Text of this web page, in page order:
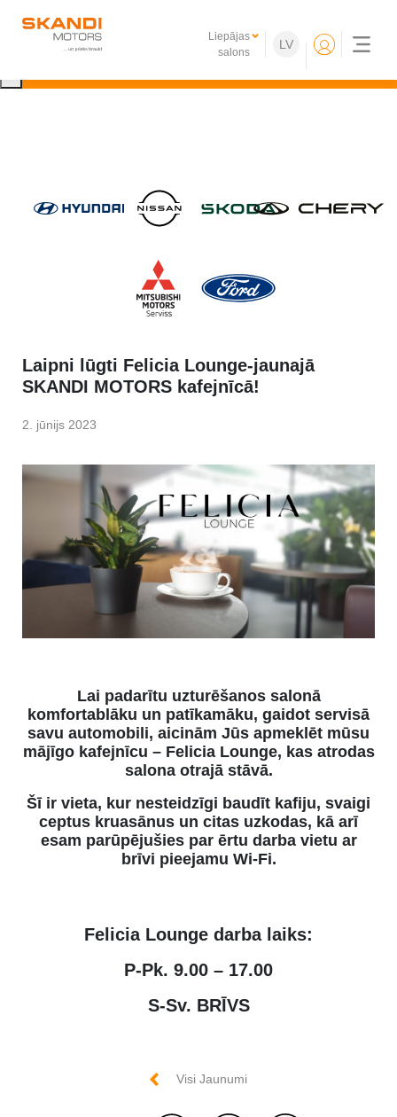
Liepājas
salons
LV
Uzzini vairāk
Laipni lūgti Felicia Lounge-jaunajā
SKANDI MOTORS kafejnīcā!
2. jūnijs 2023
Lai padarītu uzturēšanos salonā
komfortablāku un patīkamāku, gaidot servisā
savu automobili, aicinām Jūs apmeklēt mūsu
mājīgo kafejnīcu – Felicia Lounge, kas atrodas
salona otrajā stāvā.
Šī ir vieta, kur nesteidzīgi baudīt kafiju, svaigi
ceptus kruasānus un citas uzkodas, kā arī
esam parūpējušies par ērtu darba vietu ar
brīvi pieejamu Wi-Fi.
Felicia Lounge darba laiks:
P-Pk. 9.00 – 17.00
S-Sv. BRĪVS
Visi Jaunumi